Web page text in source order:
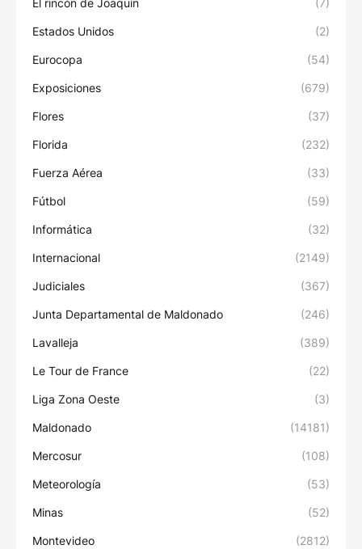
El rincón de Joaquín (7)
Estados Unidos (2)
Eurocopa (54)
Exposiciones (679)
Flores (37)
Florida (232)
Fuerza Aérea (33)
Fútbol (59)
Informática (32)
Internacional (2149)
Judiciales (367)
Junta Departamental de Maldonado (246)
Lavalleja (389)
Le Tour de France (22)
Liga Zona Oeste (3)
Maldonado (14181)
Mercosur (108)
Meteorología (53)
Minas (52)
Montevideo (2812)